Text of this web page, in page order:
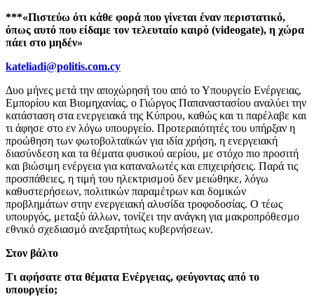
***«Πιστεύω ότι κάθε φορά που γίνεται έναν περιστατικό,
όπως αυτό που είδαμε τον τελευταίο καιρό (videogate), η χώρα
πάει στο μηδέν»
kateliadi@politis.com.cy
Δυο μήνες μετά την αποχώρησή του από το Υπουργείο Ενέργειας,
Εμπορίου και Βιομηχανίας, ο Γιώργος Παπαναστασίου αναλύει την
κατάσταση στα ενεργειακά της Κύπρου, καθώς και τι παρέλαβε και
τι άφησε στο εν λόγω υπουργείο. Προτεραιότητές του υπήρξαν η
προώθηση των φωτοβολταϊκών για ιδία χρήση, η ενεργειακή
διασύνδεση και τα θέματα φυσικού αερίου, με στόχο πιο προσιτή
και βιώσιμη ενέργεια για καταναλωτές και επιχειρήσεις. Παρά τις
προσπάθειες, η τιμή του ηλεκτρισμού δεν μειώθηκε, λόγω
καθυστερήσεων, πολιτικών παραμέτρων και δομικών
προβλημάτων στην ενεργειακή αλυσίδα τροφοδοσίας. Ο τέως
υπουργός, μεταξύ άλλων, τονίζει την ανάγκη για μακροπρόθεσμο
εθνικό σχεδιασμό ανεξαρτήτως κυβερνήσεων.
Στον βάλτο
Τι αφήσατε στα θέματα Ενέργειας, φεύγοντας από το
υπουργείο;